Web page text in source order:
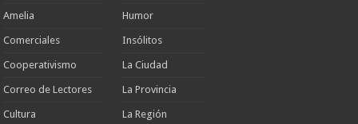
Amelia
Comerciales
Cooperativismo
Correo de Lectores
Cultura
Humor
Insólitos
La Ciudad
La Provincia
La Región